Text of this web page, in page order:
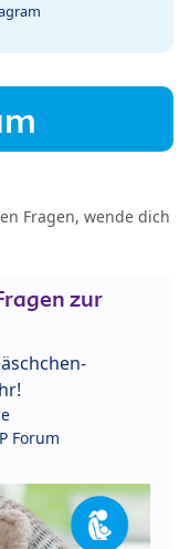
Fragen, wende dich
zur
Forum